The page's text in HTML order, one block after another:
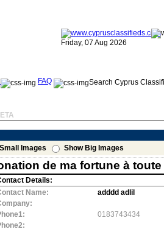
Friday, 07 Aug 2026
FAQ Search Cyprus
Images Show Big Images
de ma fortune à
Details:
Name:
adddd adlil
0183743434